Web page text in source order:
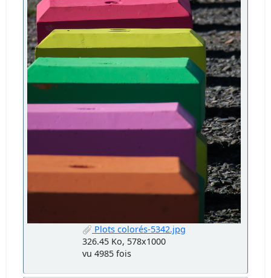
Plots colorés-5342.jpg
326.45 Ko, 578x1000
vu 4985 fois